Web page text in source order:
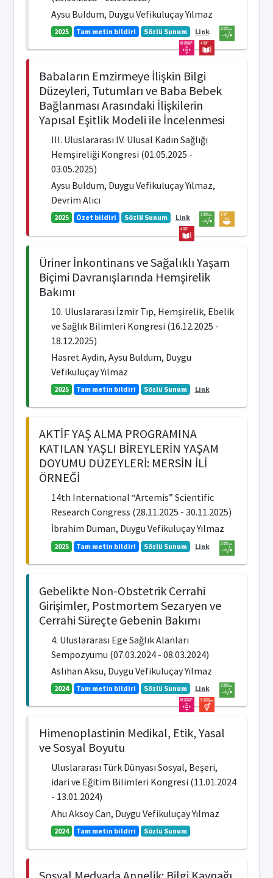
Aysu Buldum, Duygu Vefikuluçay Yılmaz
2025 Tam metin bildiri Sözlü Sunum Link
Babaların Emzirmeye İlişkin Bilgi
Düzeyleri, Tutumları ve Baba Bebek
Bağlanması Arasındaki İlişkilerin
Yapısal Eşitlik Modeli ile İncelenmesi
III. Uluslararası IV. Ulusal Kadın Sağlığı
Hemşireliği Kongresi (01.05.2025 -
03.05.2025)
Aysu Buldum, Duygu Vefikuluçay Yılmaz,
Devrim Alıcı
2025 Özet bildiri Sözlü Sunum Link
Üriner İnkontinans ve Sağalıklı Yaşam
Biçimi Davranışlarında Hemşirelik
Bakımı
10. Uluslararası İzmir Tıp, Hemşirelik, Ebelik
ve Sağlık Bilimleri Kongresi (16.12.2025 -
18.12.2025)
Hasret Aydin, Aysu Buldum, Duygu
Vefikuluçay Yılmaz
2025 Tam metin bildiri Sözlü Sunum Link
AKTİF YAŞ ALMA PROGRAMINA
KATILAN YAŞLI BİREYLERİN YAŞAM
DOYUMU DÜZEYLERİ: MERSİN İLİ
ÖRNEĞİ
14th International “Artemis” Scientific
Research Congress (28.11.2025 - 30.11.2025)
İbrahim Duman, Duygu Vefikuluçay Yılmaz
2025 Tam metin bildiri Sözlü Sunum Link
Gebelikte Non-Obstetrik Cerrahi
Girişimler, Postmortem Sezaryen ve
Cerrahi Süreçte Gebenin Bakımı
4. Uluslararası Ege Sağlık Alanları
Sempozyumu (07.03.2024 - 08.03.2024)
Aslıhan Aksu, Duygu Vefikuluçay Yılmaz
2024 Tam metin bildiri Sözlü Sunum Link
Himenoplastinin Medikal, Etik, Yasal
ve Sosyal Boyutu
Uluslararası Türk Dünyası Sosyal, Beşeri,
idari ve Eğitim Bilimleri Kongresi (11.01.2024
- 13.01.2024)
Ahu Aksoy Can, Duygu Vefikuluçay Yılmaz
2024 Tam metin bildiri Sözlü Sunum